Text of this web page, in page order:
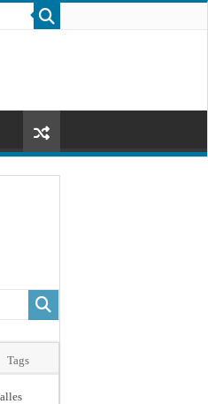
Tags